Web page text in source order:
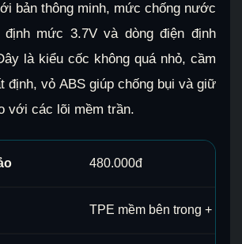
bản thông minh, mức chống nước
định mức 3.7V và dòng điện định
là kiểu cốc không quá nhỏ, cầm
định, vỏ ABS giúp chống bụi và giữ
với các lõi mềm trần.
480.000đ
TPE mềm bên trong + vỏ